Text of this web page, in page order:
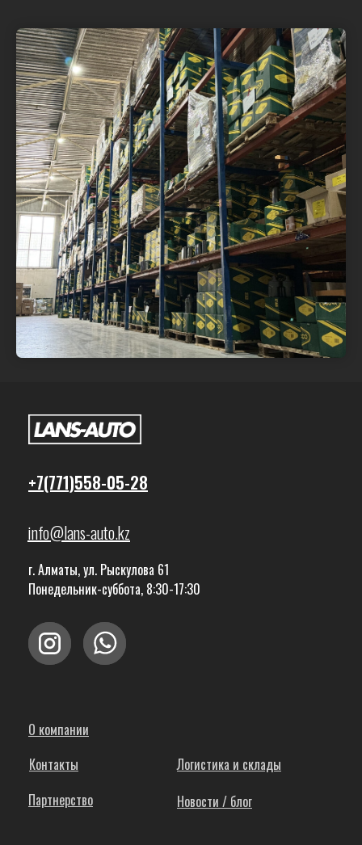
О компании
Контакты
Партнерство
Логистика и склады
+7(771)558-05-28
info@lans-auto.kz
г. Алматы, ул. Рыскулова 61
Понедельник-суббота, 8:30-17:30
Новости / блог